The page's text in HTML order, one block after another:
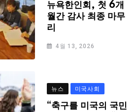
뉴욕한인회, 첫 6개
월간 감사 최종 마무
리
4월 13, 2026
뉴스 미국사회
“축구를 미국의 국민